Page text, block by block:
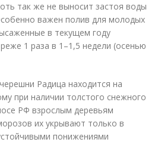
так же не выносит застоя воды
важен полив для молодых
в текущем году
1 раза в 1–1,5 недели (осенью
Радица находится на
при наличии толстого снежного
РФ взрослым деревьям
их укрывают только в
понижениями